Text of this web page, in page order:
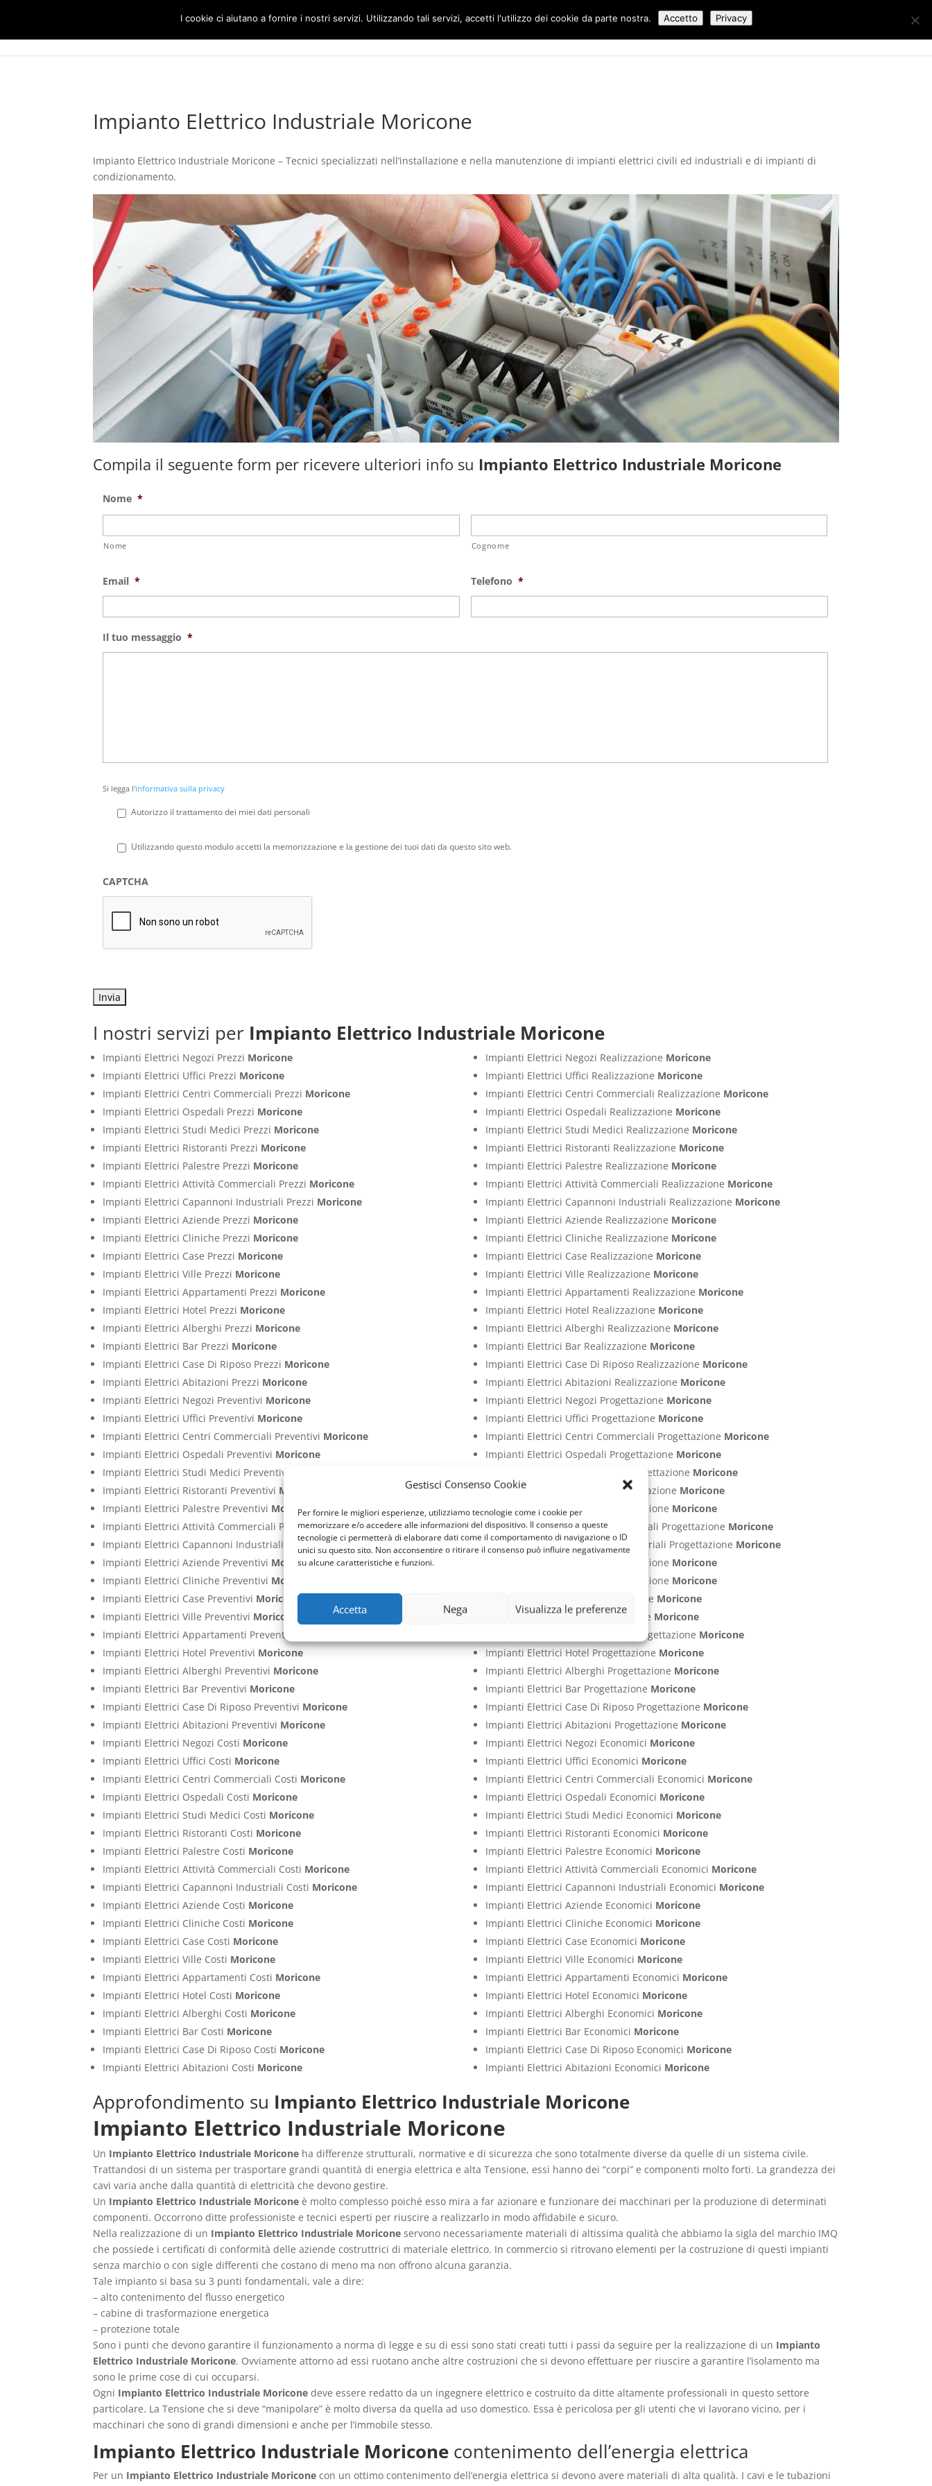
Gestisci Consenso Cookie
Per fornire le migliori esperienze, utilizziamo tecnologie come i cookie per
memorizzare e/o accedere alle informazioni del dispositivo. Il consenso a queste
tecnologie ci permetterà di elaborare dati come il comportamento di navigazione o ID
unici su questo sito. Non acconsentire o ritirare il consenso può influire negativamente
su alcune caratteristiche e funzioni.
Accetta Nega Visualizza le preferenze
Home Impianti Elettrici Roma Lavori Eseguiti Blog
Impianto Elettrico Industriale Moricone
Impianto Elettrico Industriale Moricone – Tecnici specializzati nell’installazione e nella manutenzione di impianti elettrici civili ed industriali e di impianti di
condizionamento.
Compila il seguente form per ricevere ulteriori info su Impianto Elettrico Industriale Moricone
Nome *
Nome Cognome
Email * Telefono *
Il tuo messaggio *
Si
legga
l'informativa
Si legga l'informativa sulla privacy
Autorizzo il trattamento dei miei dati personali
Privacy *
Utilizzando questo modulo accetti la memorizzazione e la gestione dei tuoi dati da questo sito web.
CAPTCHA
I nostri servizi per Impianto Elettrico Industriale Moricone
Impianti Elettrici Negozi Prezzi Moricone
Impianti Elettrici Uffici Prezzi Moricone
Impianti Elettrici Centri Commerciali Prezzi Moricone
Impianti Elettrici Ospedali Prezzi Moricone
Impianti Elettrici Studi Medici Prezzi Moricone
Impianti Elettrici Ristoranti Prezzi Moricone
Impianti Elettrici Palestre Prezzi Moricone
Impianti Elettrici Attività Commerciali Prezzi Moricone
Impianti Elettrici Capannoni Industriali Prezzi Moricone
Impianti Elettrici Aziende Prezzi Moricone
Impianti Elettrici Cliniche Prezzi Moricone
Impianti Elettrici Case Prezzi Moricone
Impianti Elettrici Ville Prezzi Moricone
Impianti Elettrici Appartamenti Prezzi Moricone
Impianti Elettrici Hotel Prezzi Moricone
Impianti Elettrici Alberghi Prezzi Moricone
Impianti Elettrici Bar Prezzi Moricone
Impianti Elettrici Case Di Riposo Prezzi Moricone
Impianti Elettrici Abitazioni Prezzi Moricone
Impianti Elettrici Negozi Preventivi Moricone
Impianti Elettrici Uffici Preventivi Moricone
Impianti Elettrici Centri Commerciali Preventivi Moricone
Impianti Elettrici Ospedali Preventivi Moricone
Impianti Elettrici Studi Medici Preventivi
Impianti Elettrici Ristoranti Preventivi Moricone
Impianti Elettrici Palestre Preventivi Moricone
Impianti Elettrici Attività Commerciali PreventiviMoricone
Impianti Elettrici Capannoni Industriali PreventiviMoricone
Impianti Elettrici Aziende Preventivi Moricone
Impianti Elettrici Cliniche Preventivi Moricone
Impianti Elettrici Case Preventivi Moricone
Impianti Elettrici Ville Preventivi Moricone
Impianti Elettrici Appartamenti Preventivi
Impianti Elettrici Hotel Preventivi Moricone
Impianti Elettrici Alberghi Preventivi Moricone
Impianti Elettrici Bar Preventivi Moricone
Impianti Elettrici Case Di Riposo Preventivi Moricone
Impianti Elettrici Abitazioni Preventivi Moricone
Impianti Elettrici Negozi Costi Moricone
Impianti Elettrici Uffici Costi Moricone
Impianti Elettrici Centri Commerciali Costi Moricone
Impianti Elettrici Ospedali Costi Moricone
Impianti Elettrici Studi Medici Costi Moricone
Impianti Elettrici Ristoranti Costi Moricone
Impianti Elettrici Palestre Costi Moricone
Impianti Elettrici Attività Commerciali Costi Moricone
Impianti Elettrici Capannoni Industriali Costi Moricone
Impianti Elettrici Aziende Costi Moricone
Impianti Elettrici Cliniche Costi Moricone
Impianti Elettrici Case Costi Moricone
Impianti Elettrici Ville Costi Moricone
Impianti Elettrici Appartamenti Costi Moricone
Impianti Elettrici Hotel Costi Moricone
Impianti Elettrici Alberghi Costi Moricone
Impianti Elettrici Bar Costi Moricone
Impianti Elettrici Case Di Riposo Costi Moricone
Impianti Elettrici Abitazioni Costi Moricone
Impianti Elettrici Negozi Realizzazione Moricone
Impianti Elettrici Uffici Realizzazione Moricone
Impianti Elettrici Centri Commerciali Realizzazione Moricone
Impianti Elettrici Ospedali Realizzazione Moricone
Impianti Elettrici Studi Medici Realizzazione Moricone
Impianti Elettrici Ristoranti Realizzazione Moricone
Impianti Elettrici Palestre Realizzazione Moricone
Impianti Elettrici Attività Commerciali Realizzazione Moricone
Impianti Elettrici Capannoni Industriali Realizzazione Moricone
Impianti Elettrici Aziende Realizzazione Moricone
Impianti Elettrici Cliniche Realizzazione Moricone
Impianti Elettrici Case Realizzazione Moricone
Impianti Elettrici Ville Realizzazione Moricone
Impianti Elettrici Appartamenti Realizzazione Moricone
Impianti Elettrici Hotel Realizzazione Moricone
Impianti Elettrici Alberghi Realizzazione Moricone
Impianti Elettrici Bar Realizzazione Moricone
Impianti Elettrici Case Di Riposo Realizzazione Moricone
Impianti Elettrici Abitazioni Realizzazione Moricone
Impianti Elettrici Negozi Progettazione Moricone
Impianti Elettrici Uffici Progettazione Moricone
Impianti Elettrici Centri Commerciali Progettazione Moricone
Impianti Elettrici Ospedali Progettazione Moricone
Impianti Elettrici Studi Medici Progettazione Moricone
Impianti Elettrici Ristoranti Progettazione Moricone
Impianti Elettrici Palestre Progettazione Moricone
Impianti Elettrici Attività Commerciali Progettazione Moricone
Impianti Elettrici Capannoni Industriali Progettazione Moricone
Impianti Elettrici Aziende Progettazione Moricone
Impianti Elettrici Cliniche Progettazione Moricone
Impianti Elettrici Case Progettazione Moricone
Impianti Elettrici Ville Progettazione Moricone
Impianti Elettrici Appartamenti Progettazione Moricone
Impianti Elettrici Hotel Progettazione Moricone
Impianti Elettrici Alberghi Progettazione Moricone
Impianti Elettrici Bar Progettazione Moricone
Impianti Elettrici Case Di Riposo Progettazione Moricone
Impianti Elettrici Abitazioni Progettazione Moricone
Impianti Elettrici Negozi Economici Moricone
Impianti Elettrici Uffici Economici Moricone
Impianti Elettrici Centri Commerciali Economici Moricone
Impianti Elettrici Ospedali Economici Moricone
Impianti Elettrici Studi Medici Economici Moricone
Impianti Elettrici Ristoranti Economici Moricone
Impianti Elettrici Palestre Economici Moricone
Impianti Elettrici Attività Commerciali Economici Moricone
Impianti Elettrici Capannoni Industriali Economici Moricone
Impianti Elettrici Aziende Economici Moricone
Impianti Elettrici Cliniche Economici Moricone
Impianti Elettrici Case Economici Moricone
Impianti Elettrici Ville Economici Moricone
Impianti Elettrici Appartamenti Economici Moricone
Impianti Elettrici Hotel Economici Moricone
Impianti Elettrici Alberghi Economici Moricone
Impianti Elettrici Bar Economici Moricone
Impianti Elettrici Case Di Riposo Economici Moricone
Impianti Elettrici Abitazioni Economici Moricone
Approfondimento su Impianto Elettrico Industriale Moricone
Impianto Elettrico Industriale Moricone
Un Impianto Elettrico Industriale Moricone ha differenze strutturali, normative e di sicurezza che sono totalmente diverse da quelle di un sistema civile.
Trattandosi di un sistema per trasportare grandi quantità di energia elettrica e alta Tensione, essi hanno dei “corpi” e componenti molto forti. La grandezza dei
cavi varia anche dalla quantità di elettricità che devono gestire.
Un Impianto Elettrico Industriale Moricone è molto complesso poiché esso mira a far azionare e funzionare dei macchinari per la produzione di determinati
componenti. Occorrono ditte professioniste e tecnici esperti per riuscire a realizzarlo in modo affidabile e sicuro.
Nella realizzazione di un Impianto Elettrico Industriale Moricone servono necessariamente materiali di altissima qualità che abbiamo la sigla del marchio IMQ
che possiede i certificati di conformità delle aziende costruttrici di materiale elettrico. In commercio si ritrovano elementi per la costruzione di questi impianti
senza marchio o con sigle differenti che costano di meno ma non offrono alcuna garanzia.
Tale impianto si basa su 3 punti fondamentali, vale a dire:
– alto contenimento del flusso energetico
– cabine di trasformazione energetica
– protezione totale
Sono i punti che devono garantire il funzionamento a norma di legge e su di essi sono stati creati tutti i passi da seguire per la realizzazione di un Impianto
Elettrico Industriale Moricone. Ovviamente attorno ad essi ruotano anche altre costruzioni che si devono effettuare per riuscire a garantire l’isolamento ma
sono le prime cose di cui occuparsi.
Ogni Impianto Elettrico Industriale Moricone deve essere redatto da un ingegnere elettrico e costruito da ditte altamente professionali in questo settore
particolare. La Tensione che si deve “manipolare” è molto diversa da quella ad uso domestico. Essa è pericolosa per gli utenti che vi lavorano vicino, per i
macchinari che sono di grandi dimensioni e anche per l’immobile stesso.
Impianto Elettrico Industriale Moricone contenimento dell’energia elettrica
Per un Impianto Elettrico Industriale Moricone con un ottimo contenimento dell’energia elettrica si devono avere materiali di alta qualità. I cavi e le tubazioni
I cookie ci aiutano a fornire i nostri servizi. Utilizzando tali servizi, accetti l'utilizzo dei cookie da parte nostra. Accetto Privacy